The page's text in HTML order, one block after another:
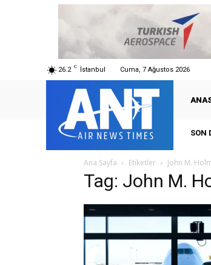
26.2 C İstanbul Cuma, 7 Ağustos 2026
SON
Ana Sayfa Etiketler John M.
Tag: John M.